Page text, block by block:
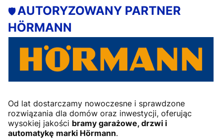
🛡️AUTORYZOWANY PARTNER
HÖRMANN
Od lat dostarczamy nowoczesne i sprawdzone
rozwiązania dla domów oraz inwestycji, oferując
wysokiej jakości bramy garażowe, drzwi i
automatykę marki Hörmann.